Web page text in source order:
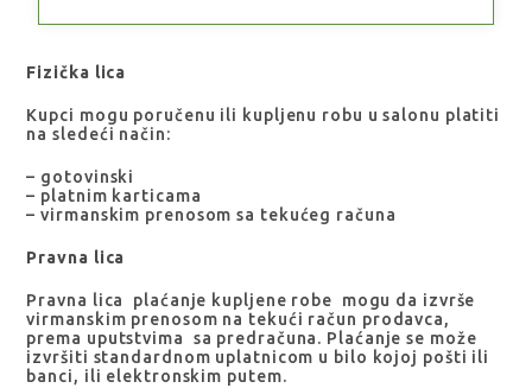
Fizička lica
Kupci mogu poručenu ili kupljenu robu u salonu platiti
na sledeći način:
– gotovinski
– platnim karticama
– virmanskim prenosom sa tekućeg računa
Pravna lica
Pravna lica plaćanje kupljene robe mogu da izvrše
virmanskim prenosom na tekući račun prodavca,
prema uputstvima sa predračuna. Plaćanje se može
izvršiti standardnom uplatnicom u bilo kojoj pošti ili
banci, ili elektronskim putem.